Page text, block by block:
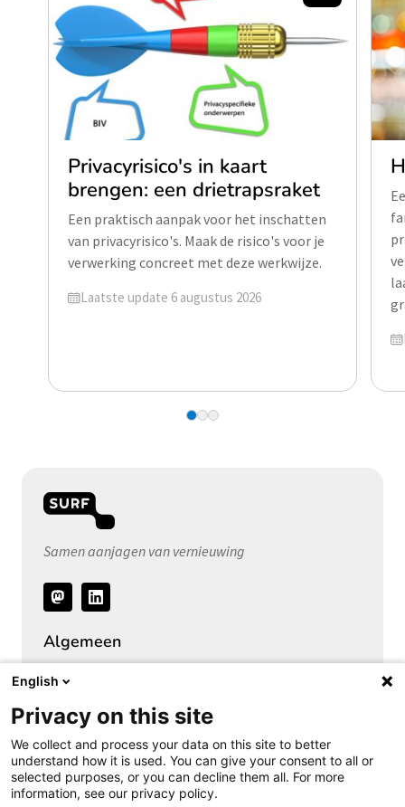
Privacyrisico's in kaart
brengen: een drietrapsraket
Een praktisch aanpak voor het inschatten
van privacyrisico's. Maak de risico's voor je
verwerking concreet met deze werkwijze.
Geüpdatet op
Laatste update 6 augustus 2026
Samen aanjagen van vernieuwing
Volg
ons
Algemeen
Over het Privacy Expertise Centrum
SURF Vendor Compliance (DPIA)
Security Expertise Centrum
Vacatures bij SURF
English
Privacy on this site
We collect and process your data on this site to better
understand how it is used. You can give your consent to all or
selected purposes, or you can decline them all. For more
information, see our privacy policy.